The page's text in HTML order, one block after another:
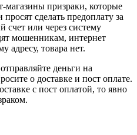
магазины призраки, которые
сделать предоплату за
счет или через систему
мошенникам, интернет
адресу, товара нет.
деньги на
о доставке и пост оплате.
с пост оплатой, то явно